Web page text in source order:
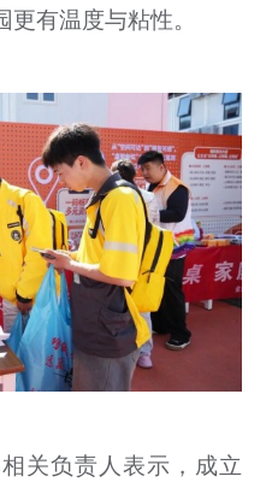
有温度与粘性。
关负责人表示，成立